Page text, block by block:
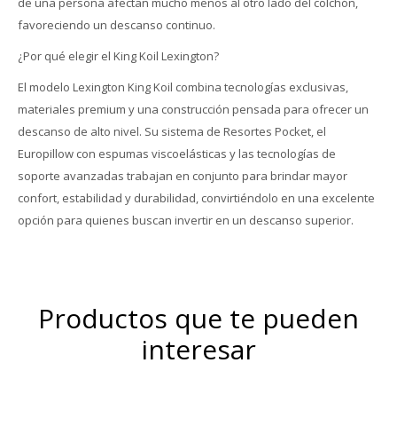
favoreciendo un descanso continuo.
¿Por qué elegir el King Koil Lexington?
El modelo Lexington King Koil combina tecnologías exclusivas,
materiales premium y una construcción pensada para ofrecer un
descanso de alto nivel. Su sistema de Resortes Pocket, el
Europillow con espumas viscoelásticas y las tecnologías de
soporte avanzadas trabajan en conjunto para brindar mayor
confort, estabilidad y durabilidad, convirtiéndolo en una excelente
opción para quienes buscan invertir en un descanso superior.
Productos que te pueden
interesar